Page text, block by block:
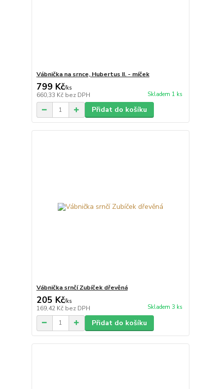
Vábnička na srnce, Hubertus II. - míček
799 Kč/ks
660,33 Kč bez DPH Skladem 1 ks
Přidat do košíku
Vábnička srnčí Zubíček dřevěná
205 Kč/ks
169,42 Kč bez DPH Skladem 3 ks
Přidat do košíku